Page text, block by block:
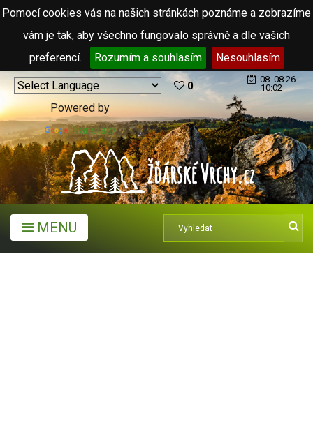
Pomocí cookies vás na našich stránkách poznáme a zobrazíme
vám je tak, aby všechno fungovalo správně a dle vašich
preferencí.
Rozumím a souhlasím Nesouhlasím
Powered by
Translate
0
08. 08.26
10:02
MENU